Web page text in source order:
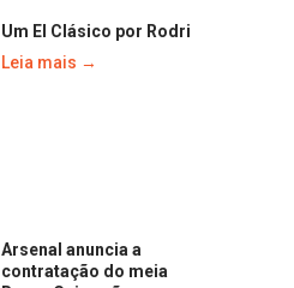
Um El Clásico por Rodri
Leia mais →
Arsenal anuncia a
contratação do meia